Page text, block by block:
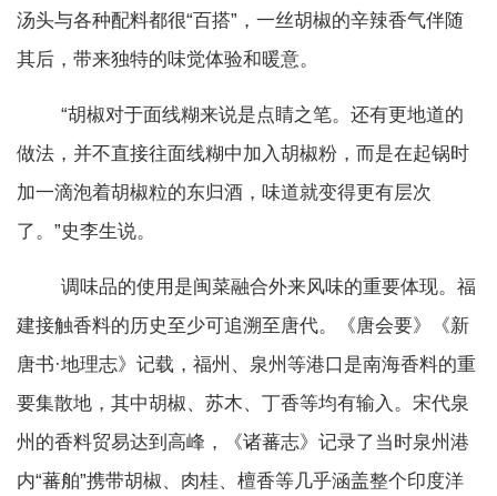
汤头与各种配料都很“百搭”，一丝胡椒的辛辣香气伴随
其后，带来独特的味觉体验和暖意。
“胡椒对于面线糊来说是点睛之笔。还有更地道的
做法，并不直接往面线糊中加入胡椒粉，而是在起锅时
加一滴泡着胡椒粒的东归酒，味道就变得更有层次
了。”史李生说。
调味品的使用是闽菜融合外来风味的重要体现。福
建接触香料的历史至少可追溯至唐代。《唐会要》《新
唐书·地理志》记载，福州、泉州等港口是南海香料的重
要集散地，其中胡椒、苏木、丁香等均有输入。宋代泉
州的香料贸易达到高峰，《诸蕃志》记录了当时泉州港
内“蕃舶”携带胡椒、肉桂、檀香等几乎涵盖整个印度洋